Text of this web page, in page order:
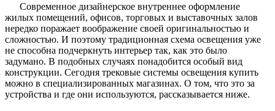
Современное дизайнерское внутреннее оформление
жилых помещений, офисов, торговых и выставочных залов
нередко поражает воображение своей оригинальностью и
сложностью. И поэтому традиционная схема освещения уже
не способна подчеркнуть интерьер так, как это было
задумано. В подобных случаях понадобится особый вид
конструкции. Сегодня трековые системы освещения купить
можно в специализированных магазинах. О том, что это за
устройства и где они используются, рассказывается ниже.